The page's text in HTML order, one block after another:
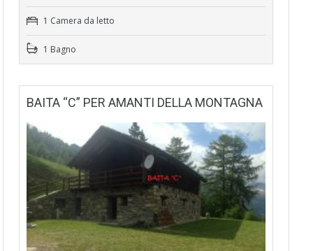
1 Camera da letto
1 Bagno
BAITA “C” PER AMANTI DELLA MONTAGNA